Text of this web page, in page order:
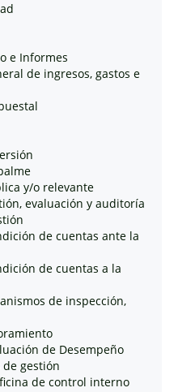
e Informes
de ingresos, gastos e
y/o relevante
evaluación y auditoría
de cuentas ante la
de cuentas a la
de inspección,
de Desempeño
gestión
de control interno